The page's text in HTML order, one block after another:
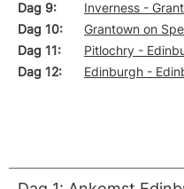
Dag 9
Inverness -
Dag 10
Grantown on
Dag 11
Pitlochry -
Dag 12
Edinburgh -